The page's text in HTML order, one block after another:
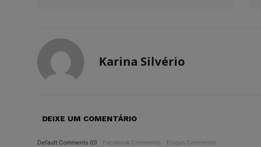
Karina Silvério
DEIXE UM COMENTÁRIO
Default Comments (0) Facebook Comments Disqus Comments